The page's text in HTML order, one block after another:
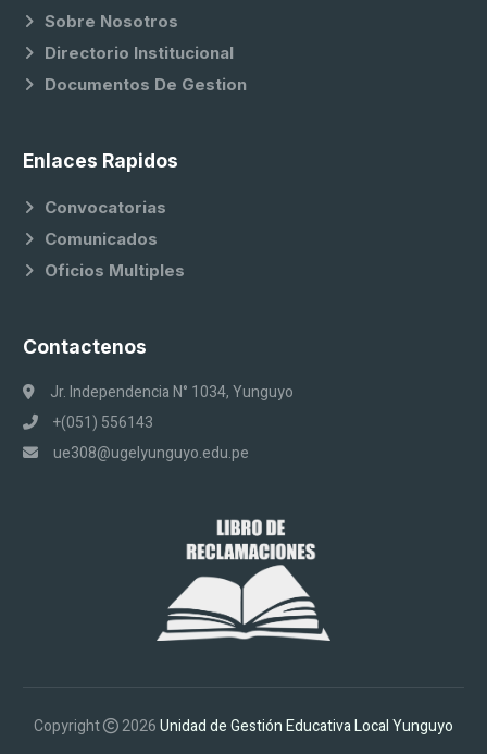
Sobre Nosotros
Directorio Institucional
Documentos De Gestion
Enlaces Rapidos
Convocatorias
Comunicados
Oficios Multiples
Contactenos
Jr. Independencia N° 1034, Yunguyo
+(051) 556143
ue308@ugelyunguyo.edu.pe
Copyright 2026Unidad de Gestión Educativa Local Yunguyo